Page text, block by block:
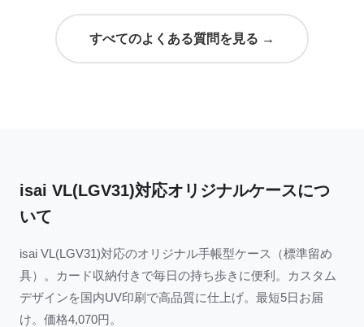
すべてのよくある質問を見る →
isai VL(LGV31)対応オリジナルケースにつ
いて
isai VL(LGV31)対応のオリジナル手帳型ケース（標準留め
具）。カード収納付きで毎日の持ち歩きに便利。カスタム
デザインを国内UV印刷で高品質に仕上げ。最短5日お届
け。価格4,070円。